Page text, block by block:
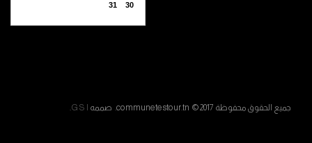
30
31
جميع الحقوق محفوظة communetestour.tn © 2017. صممه G S I
.